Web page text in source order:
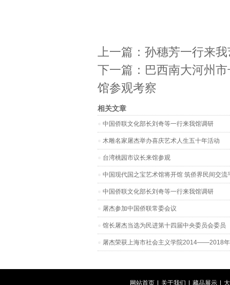
上一篇： 孙穗芳一行来
下一篇： 巴西南大河州
馆参观考察
相关文章
中国侨联文化部长刘奇等一行来我馆调研
木雕名家屠杰举办喜庆艺术人生五十年活动
台湾桃园市议长来馆参观
中国现代国之宝艺术馆将开馆 筑侨界民间交流
中国侨联文化部长刘奇等一行来我馆调研
屠杰参加中国侨联常委会议
馆长屠杰当选为民进第十四届中央委员会委员
屠杰荣获上海市社会主义学院2014——2018
网站首页 关于我们 藏品展示